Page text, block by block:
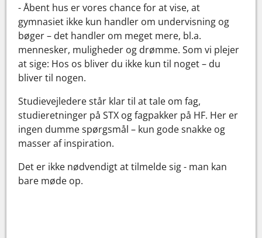
- Åbent hus er vores chance for at vise, at
gymnasiet ikke kun handler om undervisning og
bøger – det handler om meget mere, bl.a.
mennesker, muligheder og drømme. Som vi plejer
at sige: Hos os bliver du ikke kun til noget – du
bliver til nogen.
Studievejledere står klar til at tale om fag,
studieretninger på STX og fagpakker på HF. Her er
ingen dumme spørgsmål – kun gode snakke og
masser af inspiration.
Det er ikke nødvendigt at tilmelde sig - man kan
bare møde op.